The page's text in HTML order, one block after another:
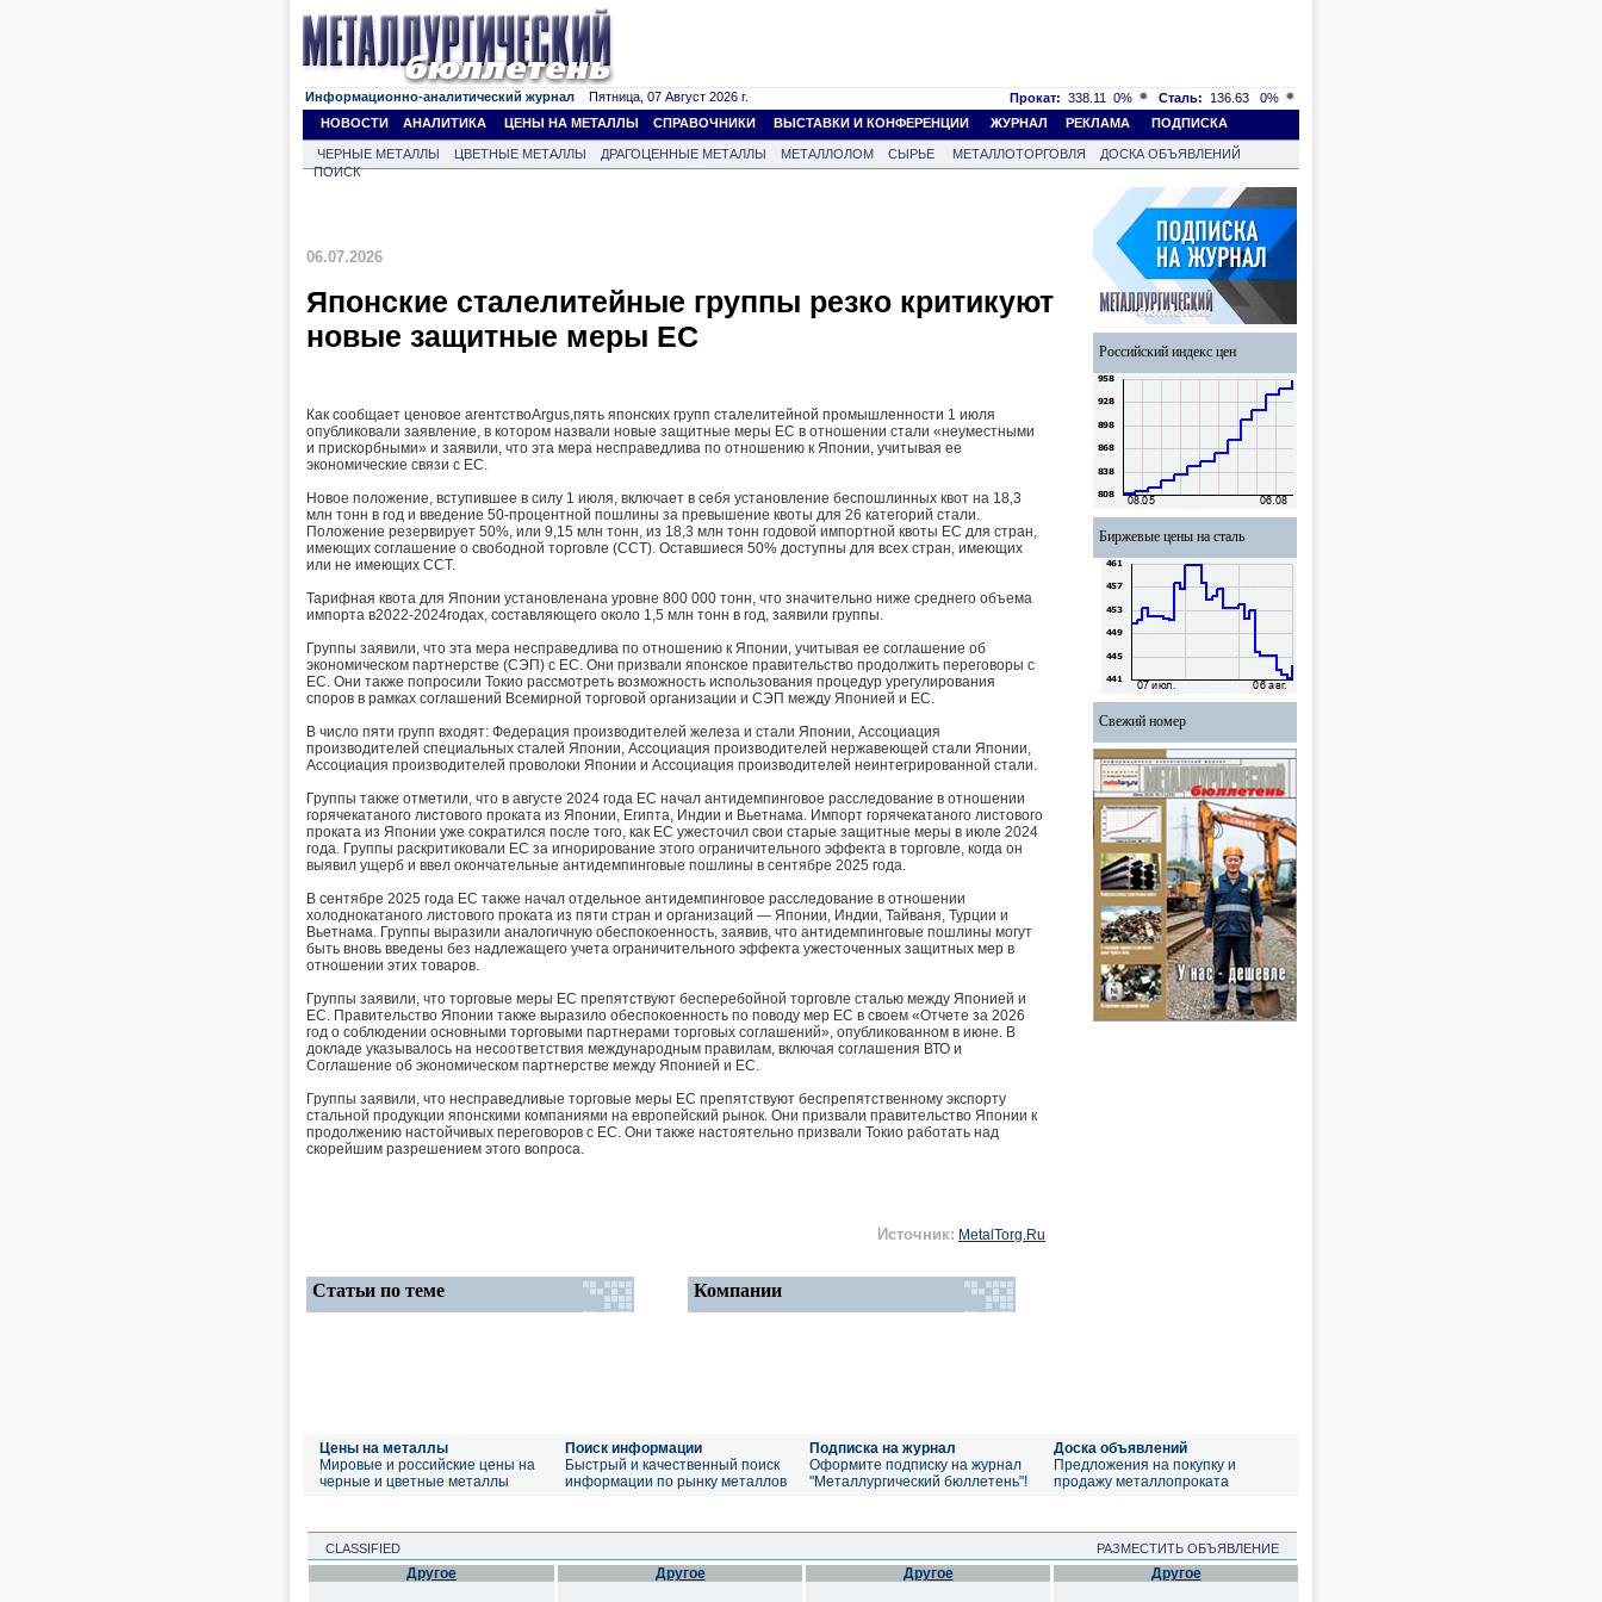
Информационно-аналитический журнал Пятница, 07 Август 2026 г. Прокат: 338.11 0% Сталь: 136.63
0%
НОВОСТИ
АНАЛИТИКА ЦЕНЫ НА МЕТАЛЛЫ СПРАВОЧНИКИ ВЫСТАВКИ И КОНФЕРЕНЦИИ ЖУРНАЛ РЕКЛАМА ПОДПИСКА
ЧЕРНЫЕ МЕТАЛЛЫ ЦВЕТНЫЕ МЕТАЛЛЫ ДРАГОЦЕННЫЕ МЕТАЛЛЫ МЕТАЛЛОЛОМ СЫРЬЕ МЕТАЛЛОТОРГОВЛЯ
ДОСКА ОБЪЯВЛЕНИЙ
ПОИСК
06.07.2026
Японские сталелитейные группы резко критикуют
новые защитные меры ЕС
Как сообщает ценовое агентствоArgus,пять японских групп сталелитейной промышленности 1 июля
опубликовали заявление, в котором назвали новые защитные меры ЕС в отношении стали «неуместными
и прискорбными» и заявили, что эта мера несправедлива по отношению к Японии, учитывая ее
экономические связи с ЕС.
Новое положение, вступившее в силу 1 июля, включает в себя установление беспошлинных квот на 18,3
млн тонн в год и введение 50-процентной пошлины за превышение квоты для 26 категорий стали.
Положение резервирует 50%, или 9,15 млн тонн, из 18,3 млн тонн годовой импортной квоты ЕС для стран,
имеющих соглашение о свободной торговле (ССТ). Оставшиеся 50% доступны для всех стран, имеющих
или не имеющих ССТ.
Тарифная квота для Японии установлена​​на уровне 800 000 тонн, что значительно ниже среднего объема
импорта в2022-2024годах, составляющего около 1,5 млн тонн в год, заявили группы.
Группы заявили, что эта мера несправедлива по отношению к Японии, учитывая ее соглашение об
экономическом партнерстве (СЭП) с ЕС. Они призвали японское правительство продолжить переговоры с
ЕС. Они также попросили Токио рассмотреть возможность использования процедур урегулирования
споров в рамках соглашений Всемирной торговой организации и СЭП между Японией и ЕС.
В число пяти групп входят: Федерация производителей железа и стали Японии, Ассоциация
производителей специальных сталей Японии, Ассоциация производителей нержавеющей стали Японии,
Ассоциация производителей проволоки Японии и Ассоциация производителей неинтегрированной стали.
Группы также отметили, что в августе 2024 года ЕС начал антидемпинговое расследование в отношении
горячекатаного листового проката из Японии, Египта, Индии и Вьетнама. Импорт горячекатаного листового
проката из Японии уже сократился после того, как ЕС ужесточил свои старые защитные меры в июле 2024
года. Группы раскритиковали ЕС за игнорирование этого ограничительного эффекта в торговле, когда он
выявил ущерб и ввел окончательные антидемпинговые пошлины в сентябре 2025 года.
В сентябре 2025 года ЕС также начал отдельное антидемпинговое расследование в отношении
холоднокатаного листового проката из пяти стран и организаций — Японии, Индии, Тайваня, Турции и
Вьетнама. Группы выразили аналогичную обеспокоенность, заявив, что антидемпинговые пошлины могут
быть вновь введены без надлежащего учета ограничительного эффекта ужесточенных защитных мер в
отношении этих товаров.
Группы заявили, что торговые меры ЕС препятствуют бесперебойной торговле сталью между Японией и
ЕС. Правительство Японии также выразило обеспокоенность по поводу мер ЕС в своем «Отчете за 2026
год о соблюдении основными торговыми партнерами торговых соглашений», опубликованном в июне. В
докладе указывалось на несоответствия международным правилам, включая соглашения ВТО и
Соглашение об экономическом партнерстве между Японией и ЕС.
Группы заявили, что несправедливые торговые меры ЕС препятствуют беспрепятственному экспорту
стальной продукции японскими компаниями на европейский рынок. Они призвали правительство Японии к
продолжению настойчивых переговоров с ЕС. Они также настоятельно призвали Токио работать над
скорейшим разрешением этого вопроса.
Источник: MetalTorg.Ru
Статьи по теме Компании
Российский индекс цен
Биржевые цены на сталь
Свежий номер
Цены на металлы
Мировые и российские цены на
черные и цветные металлы
Поиск информации
Быстрый и качественный поиск
информации по рынку металлов
Подписка на журнал
Оформите подписку на журнал
"Металлургический бюллетень"!
Доска объявлений
Предложения на покупку и
продажу металлопроката
CLASSIFIED РАЗМЕСТИТЬ ОБЪЯВЛЕНИЕ
Другое Другое Другое Другое